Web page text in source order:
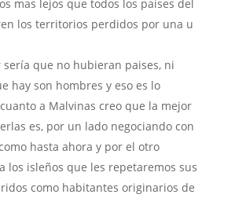
mas lejos que todos los paises del
los territorios perdidos por una u
sería que no hubieran paises, ni
hay son hombres y eso es lo
a Malvinas creo que la mejor
es, por un lado negociando con
hasta ahora y por el otro
los isleños que les repetaremos sus
como habitantes originarios de